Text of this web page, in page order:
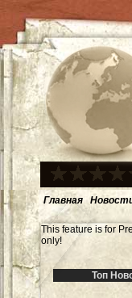
Главная
This feature is for
only!
Топ